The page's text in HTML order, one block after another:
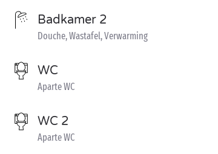
Badkamer 2
Douche, Wastafel, Verwarming
WC
Aparte WC
WC 2
Aparte WC